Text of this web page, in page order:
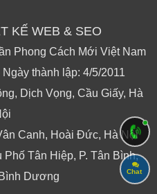
KẾ WEB & SEO
Phong Cách Mới Việt Nam
thành lập: 4/5/2011
Dịch Vọng, Cầu Giấy, Hà
Canh, Hoài Đức, Hà Nội
Tân Hiệp, P. Tân Bình,
Dương
Chat